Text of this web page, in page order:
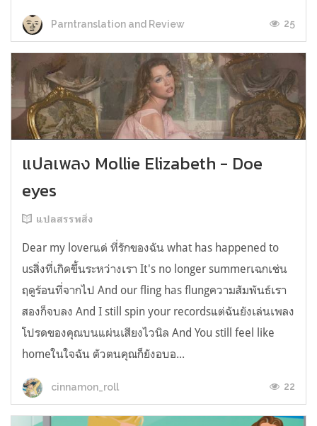
Parntranslation and Review 25
แปลเพลง Mollie Elizabeth - Doe
eyes
แปลสรรพสิ่ง
Dear my loverแด่ ที่รักของฉัน what has happened to
usสิ่งที่เกิดขึ้นระหว่างเรา It's no longer summerเฉกเช่น
ฤดูร้อนที่จากไป And our fling has flungความสัมพันธ์เรา
สองก็จบลง And I still spin your recordsแต่ฉันยังเล่นเพลง
โปรดของคุณบนแผ่นเสียงไวนิล And You still feel like
homeในใจฉัน ตัวตนคุณก็ยังอบอ...
cinnamon_roll 22